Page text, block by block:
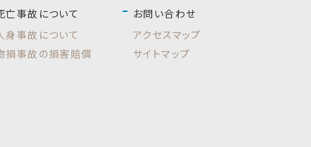
亡事故について
身事故について
損事故の損害賠償
お問い合わせ
アクセスマップ
サイトマップ